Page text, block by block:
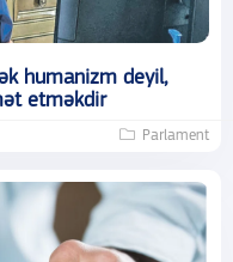
humanizm deyil,
etməkdir
Parlament